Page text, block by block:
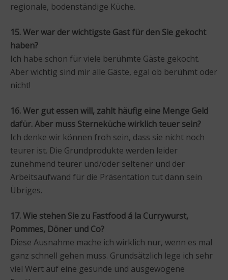
regionale, bodenständige Küche.
15. Wer war der wichtigste Gast für den Sie gekocht
haben?
Ich habe schon für viele berühmte Gäste gekocht.
Aber wichtig sind mir alle Gäste, egal ob berühmt oder
nicht!
16. Wer gut essen will, zahlt häufig eine Menge Geld
dafür. Aber muss Sterneküche wirklich teuer sein?
Ich denke wir können froh sein, dass sie nicht noch
teurer ist. Die Grundprodukte werden leider
zunehmend teurer und/oder seltener und der
Arbeitsaufwand für die Präsentation tut dann sein
Übriges.
17. Wie stehen Sie zu Fastfood á la Currywurst,
Pommes, Döner und Co?
Diese Ausnahme mache ich wirklich nur, wenn es mal
ganz schnell gehen muss. Grundsätzlich lege ich sehr
viel Wert auf eine gesunde und ausgewogene